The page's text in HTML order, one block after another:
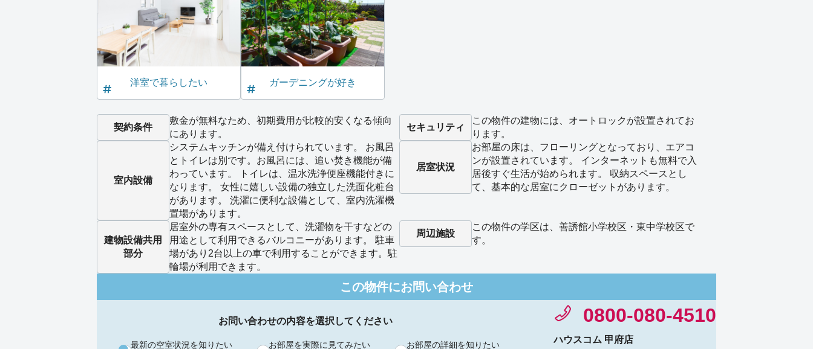
洋室で暮らしたい ガーデニングが好き
契約条件
敷金が無料なため、初期費用が比較的安くなる傾向
にあります。
セキュリティ
この物件の建物には、オートロックが設置されてお
ります。
室内設備
システムキッチンが備え付けられています。 お風呂
とトイレは別です。お風呂には、追い焚き機能が備
わっています。 トイレは、温水洗浄便座機能付きに
なります。 女性に嬉しい設備の独立した洗面化粧台
があります。 洗濯に便利な設備として、室内洗濯機
置場があります。
居室状況
お部屋の床は、フローリングとなっており、エアコ
ンが設置されています。 インターネットも無料で入
居後すぐ生活が始められます。 収納スペースとし
て、基本的な居室にクローゼットがあります。
建物設備共用
部分
居室外の専有スペースとして、洗濯物を干すなどの
用途として利用できるバルコニーがあります。 駐車
場があり2台以上の車で利用することができます。駐
輪場が利用できます。
周辺施設
この物件の学区は、善誘館小学校区・東中学校区で
す。
この物件にお問い合わせ
お問い合わせの内容を選択してください
最新の空室状況を知りたい お部屋を実際に見てみたい お部屋の詳細を知りたい
0800-080-4510
ハウスコム 甲府店